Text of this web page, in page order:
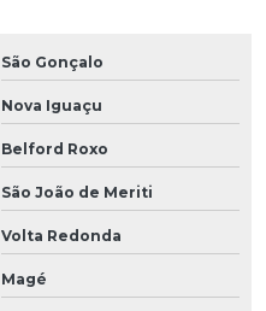
São Gonçalo
Nova Iguaçu
Belford Roxo
São João de Meriti
Volta Redonda
Magé